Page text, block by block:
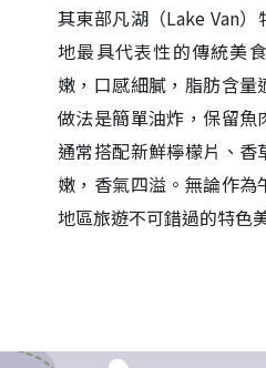
其東部凡湖（Lake Van
地最具代表性的傳統美
嫩，口感細膩，脂肪含
做法是簡單油炸，保留
通常搭配新鮮檸檬片、
嫩，香氣四溢。無論作
地區旅遊不可錯過的特色